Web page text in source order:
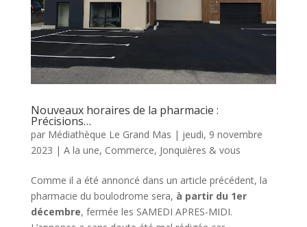
Nouveaux horaires de la pharmacie :
Précisions…
par Médiathèque Le Grand Mas | jeudi, 9 novembre
2023 | A la une, Commerce, Jonquières & vous
Comme il a été annoncé dans un article précédent, la
pharmacie du boulodrome sera, à partir du 1er
décembre, fermée les SAMEDI APRES-MIDI.